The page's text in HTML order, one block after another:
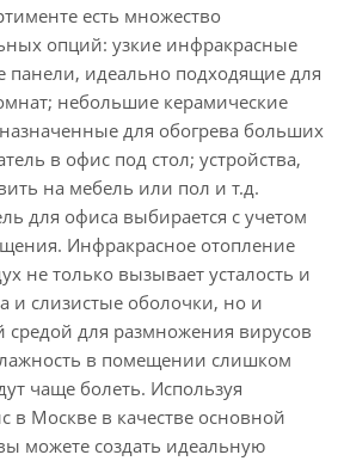
есть множество
опций: узкие инфракрасные
панели, идеально подходящие для
небольшие керамические
для обогрева больших
в офис под стол; устройства,
на мебель или пол и т.д.
для офиса выбирается с учетом
Инфракрасное отопление
не только вызывает усталость и
и слизистые оболочки, но и
средой для размножения вирусов
в помещении слишком
чаще болеть. Используя
в Москве в качестве основной
можете создать идеальную